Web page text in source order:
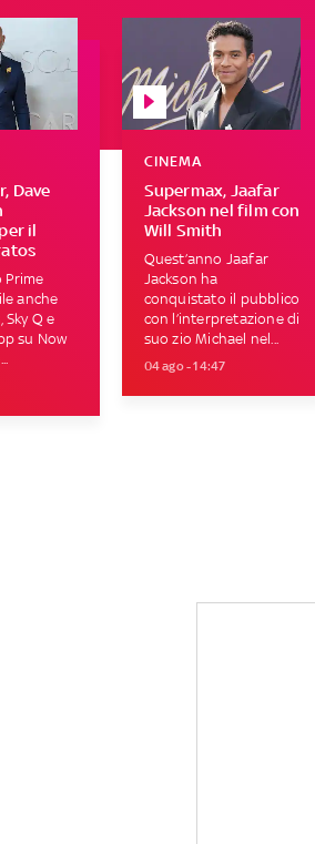
Dave
il
Prime
anche
Sky Q e
su Now
Supermax, Jaafar
Jackson nel film con
Will Smith
CINEMA
Quest’anno Jaafar
Jackson ha
conquistato il pubblico
con l’interpretazione di
suo zio Michael nel...
04 ago - 14:47